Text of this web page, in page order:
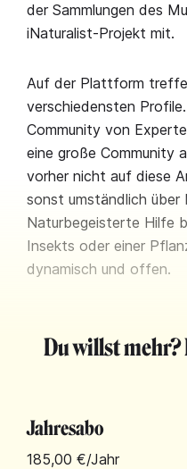
der Sammlungen des
iNaturalist-Projekt mit.
Auf der Plattform
verschiedensten
Community von
eine große Community
vorher nicht auf diese
sonst umständlich über
Naturbegeisterte Hilfe
Insekts oder einer
dynamisch und offen.
Du willst mehr?
Jahresabo
185,00 €/Jahr